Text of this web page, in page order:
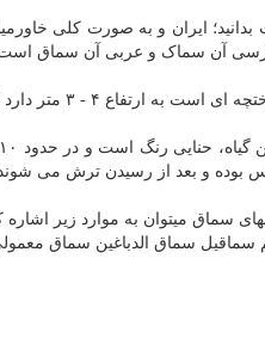
ایران و به صورت کلی
آن سماک و عربی آن سماق
۳ متر دارد که شاخه های جوان و دمبرگ های آنرا موهای ریزی پوشانده است.
بوده و بعد از رسیدن ترش می
سماق میتوان به موارد زیر اشاره
سماقیل سماق الدباغین سماق